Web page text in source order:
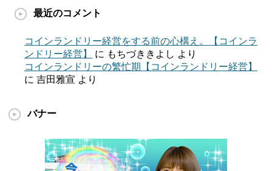
最近のコメント
コインランドリー経営をする前の心構え。【コインラ
ンドリー経営】
に もちづききよし より
コインランドリーの繁忙期【コインランドリー経営】
に 吉田雅宣 より
バナー